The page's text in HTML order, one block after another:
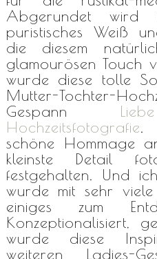
Abgerundet wird
puristisches Weiß
die diesem
glamourösen Touch
wurde diese tolle
Mutter-Tochter-
Gespann
Hochzeitsfotografie.
schöne Hommage
kleinste Detail
festgehalten. Und
wurde mit sehr
einiges zum
Konzeptionalisiert,
wurde diese
weiteren Ladies-